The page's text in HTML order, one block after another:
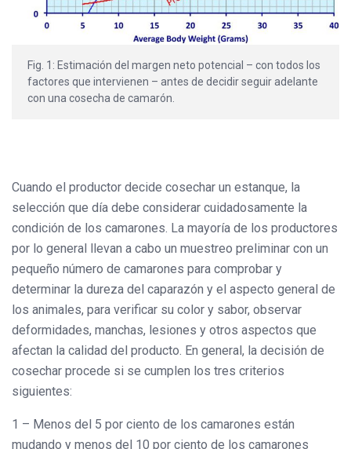
Fig. 1: Estimación del margen neto potencial – con todos los
factores que intervienen – antes de decidir seguir adelante
con una cosecha de camarón.
Cuando el productor decide cosechar un estanque, la
selección que día debe considerar cuidadosamente la
condición de los camarones. La mayoría de los productores
por lo general llevan a cabo un muestreo preliminar con un
pequeño número de camarones para comprobar y
determinar la dureza del caparazón y el aspecto general de
los animales, para verificar su color y sabor, observar
deformidades, manchas, lesiones y otros aspectos que
afectan la calidad del producto. En general, la decisión de
cosechar procede si se cumplen los tres criterios
siguientes:
1 – Menos del 5 por ciento de los camarones están
mudando y menos del 10 por ciento de los camarones